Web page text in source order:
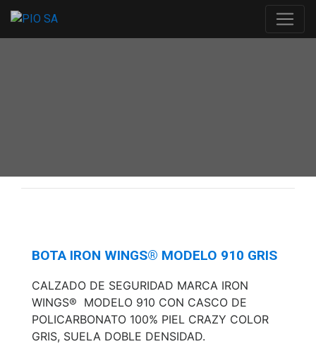
BOTA IRON WINGS® MODELO 910 GRIS
CALZADO DE SEGURIDAD MARCA IRON
WINGS® MODELO 910 CON CASCO DE
POLICARBONATO 100% PIEL CRAZY COLOR
GRIS, SUELA DOBLE DENSIDAD.